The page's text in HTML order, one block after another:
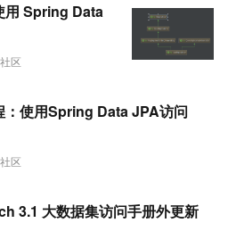
区
用 Spring Data
区
使用Spring Data JPA访问
3.1 大数据集访问手册外更新